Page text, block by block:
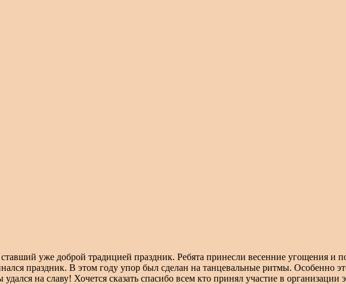
уже доброй традицией праздник. Ребята принесли весенние угощения и
праздник. В этом году упор был сделан на танцевальные ритмы. Особенно
на славу! Хочется сказать спасибо всем кто принял участие в организации